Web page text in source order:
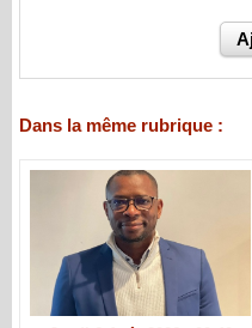
Dans la même rubrique :